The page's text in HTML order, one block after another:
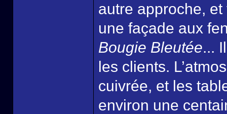
autre approche,
une façade aux
Bougie Bleutée...
les clients.
cuivrée, et les
environ une